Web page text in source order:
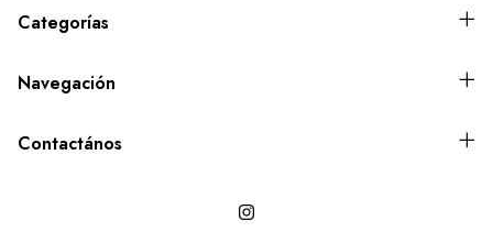
Categorías
Navegación
Contactános